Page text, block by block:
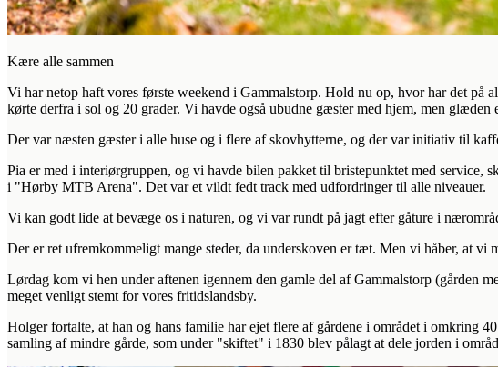
Kære alle sammen
Vi har netop haft vores første weekend i Gammalstorp. Hold nu op, hvor har det
kørte derfra i sol og 20 grader. Vi havde også ubudne gæster med hjem, men glæden
Der var næsten gæster i alle huse og i flere af skovhytterne, og der var initiativ til
Pia er med i interiørgruppen, og vi havde bilen pakket til bristepunktet med service,
i "Hørby MTB Arena". Det var et vildt fedt track med udfordringer til alle niveauer.
Vi kan godt lide at bevæge os i naturen, og vi var rundt på jagt efter gåture i
Der er ret ufremkommeligt mange steder, da underskoven er tæt. Men vi håber, at
Lørdag kom vi hen under aftenen igennem den gamle del af Gammalstorp (gården
meget venligt stemt for vores fritidslandsby.
Holger fortalte, at han og hans familie har ejet flere af gårdene i området i omkring
samling af mindre gårde, som under "skiftet" i 1830 blev pålagt at dele jorden i